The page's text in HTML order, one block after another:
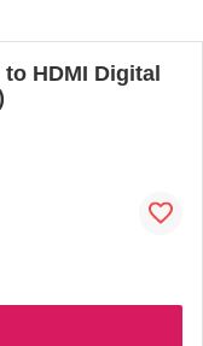
to HDMI Digital